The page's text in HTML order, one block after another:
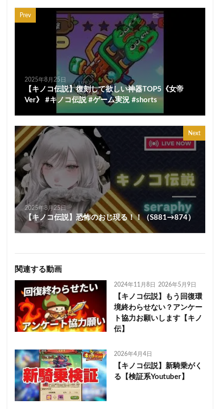
Prev
2025年8月25日
【キノコ伝説】復刻して欲しい神器TOP5《女帝
Ver》 #キノコ伝説 #ゲーム実況 #shorts
Next
2025年8月25日
【キノコ伝説】恐怖のおじ現る！！（S881→874）
関連する動画
2024年11月8日 2026年5月9日
【キノコ伝説】もう回復環
境終わらせない？アンケー
ト協力お願いします【キノ
伝】
2026年4月4日
【キノコ伝説】新騎乗がく
る【検証系Youtuber】